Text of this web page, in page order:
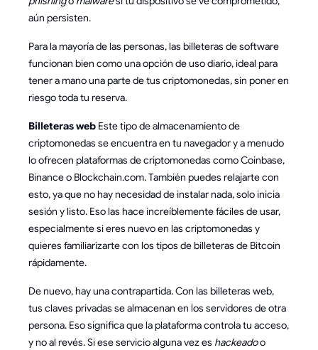
aún persisten.
Para la mayoría de las personas, las billeteras de software
funcionan bien como una opción de uso diario, ideal para
tener a mano una parte de tus criptomonedas, sin poner en
riesgo toda tu reserva.
Billeteras web Este tipo de almacenamiento de
criptomonedas se encuentra en tu navegador y a menudo
lo ofrecen plataformas de criptomonedas como Coinbase,
Binance o Blockchain.com. También puedes relajarte con
esto, ya que no hay necesidad de instalar nada, solo inicia
sesión y listo. Eso las hace increíblemente fáciles de usar,
especialmente si eres nuevo en las criptomonedas y
quieres familiarizarte con los tipos de billeteras de Bitcoin
rápidamente.
De nuevo, hay una contrapartida. Con las billeteras web,
tus claves privadas se almacenan en los servidores de otra
persona. Eso significa que la plataforma controla tu acceso,
y no al revés. Si ese servicio alguna vez es hackeadoo